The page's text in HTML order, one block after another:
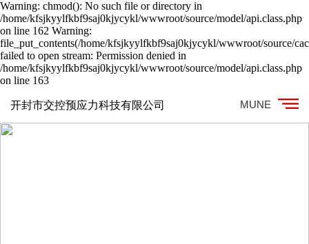
Warning: chmod(): No such file or directory in
/home/kfsjkyylfkbf9saj0kjycykl/wwwroot/source/model/api.class.php
on line 162 Warning:
file_put_contents(/home/kfsjkyylfkbf9saj0kjycykl/wwwroot/source/
failed to open stream: Permission denied in
/home/kfsjkyylfkbf9saj0kjycykl/wwwroot/source/model/api.class.php
on line 163
开封市交控预应力科技有限公司 MUNE